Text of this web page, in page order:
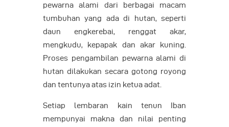
pewarna alami dari berbagai macam
tumbuhan yang ada di hutan, seperti
daun engkerebai, renggat akar,
mengkudu, kepapak dan akar kuning.
Proses pengambilan pewarna alami di
hutan dilakukan secara gotong royong
dan tentunya atas izin ketua adat.
Setiap lembaran kain tenun Iban
mempunyai makna dan nilai penting